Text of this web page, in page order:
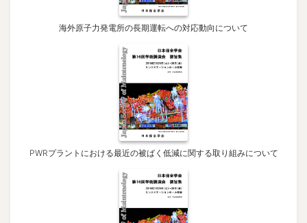
海外原子力発電所の長期運転への対応動向について
PWRプラントにおける最近の被ばく低減に関する取り組みについて